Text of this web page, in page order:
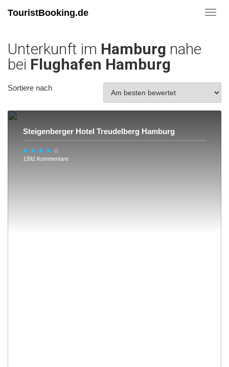
TouristBooking.de
Unterkunft im Hamburg nahe
bei Flughafen Hamburg
Sortiere nach
Steigenberger Hotel Treudelberg Hamburg
1392 Kommentare